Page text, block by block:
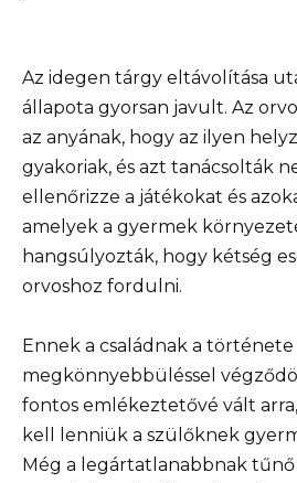
Az idegen tárgy eltávolítása
állapota gyorsan javult. Az
az anyának, hogy az ilyen
gyakoriak, és azt tanácsolták
ellenőrizze a játékokat és
amelyek a gyermek
hangsúlyozták, hogy kétség
orvoshoz fordulni.
Ennek a családnak a története
megkönnyebbüléssel
fontos emlékeztetővé vált
kell lenniük a szülőknek
Még a legártatlanabbnak tűnő